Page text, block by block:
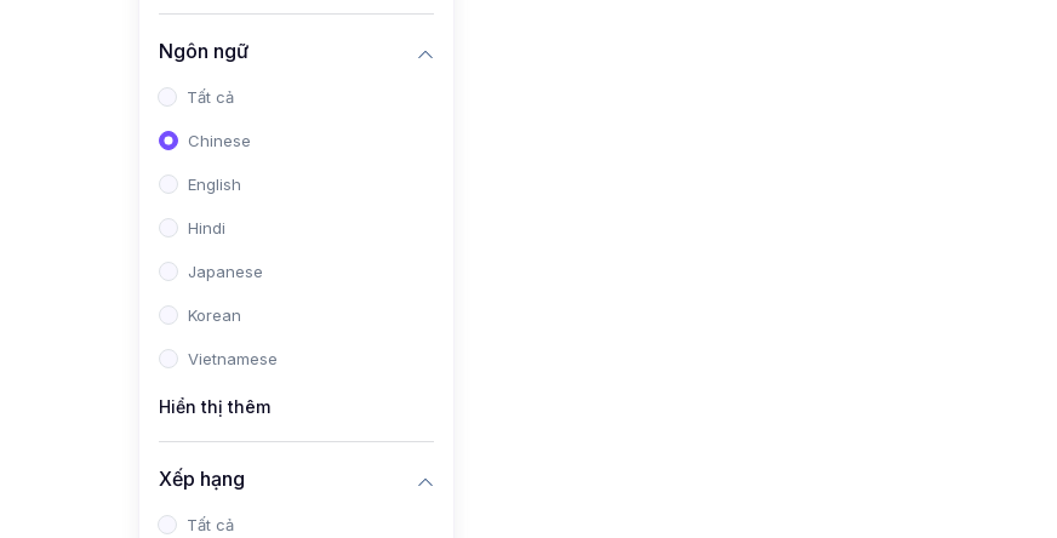
Ngôn ngữ
Tất cả
Chinese
English
Hindi
Japanese
Korean
Vietnamese
Hiển thị thêm
Xếp hạng
Tất cả